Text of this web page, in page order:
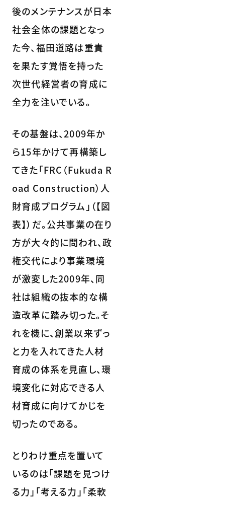
後のメンテナンスが日本
社会全体の課題となっ
た今、福田道路は重責
を果たす覚悟を持った
次世代経営者の育成に
全力を注いでいる。
その基盤は、2009年か
ら15年かけて再構築し
てきた「FRC（Fukuda R
oad Construction）人
財育成プログラム」（【図
表】）だ。公共事業の在り
方が大々的に問われ、政
権交代により事業環境
が激変した2009年、同
社は組織の抜本的な構
造改革に踏み切った。そ
れを機に、創業以来ずっ
と力を入れてきた人材
育成の体系を見直し、環
境変化に対応できる人
材育成に向けてかじを
切ったのである。
とりわけ重点を置いて
いるのは「課題を見つけ
る力」「考える力」「柔軟